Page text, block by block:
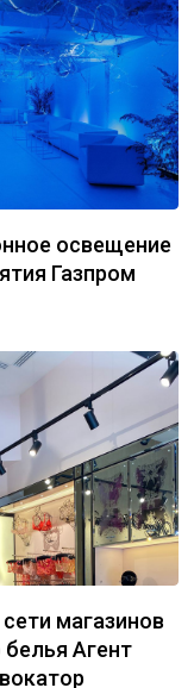
освещение
Газпром
магазинов
Агент